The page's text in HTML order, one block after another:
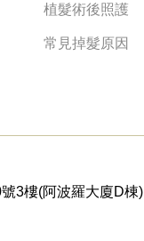
植髮術後照護
常見掉髮原因
3樓(阿波羅大廈D棟)